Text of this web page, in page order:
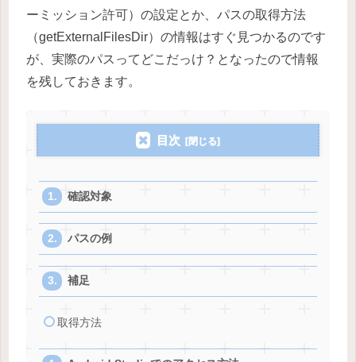
ーミッション許可）の設定とか、パスの取得方法
（getExternalFilesDir）の情報はすぐ見つかるのです
が、実際のパスってどこだっけ？となったので情報
を残しておきます。
目次
確認対象
パスの例
補足
取得方法